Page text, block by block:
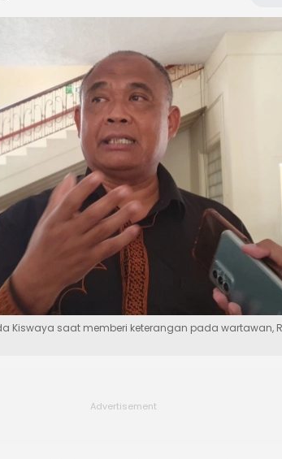
Kiswaya saat memberi keterangan pada wartawan,